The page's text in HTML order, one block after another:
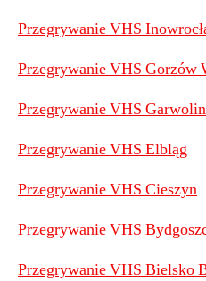
Przegrywanie VHS
Przegrywanie VHS Gorzów
Przegrywanie VHS Garwolin
Przegrywanie VHS Elbląg
Przegrywanie VHS Cieszyn
Przegrywanie VHS
Przegrywanie VHS Bielsko